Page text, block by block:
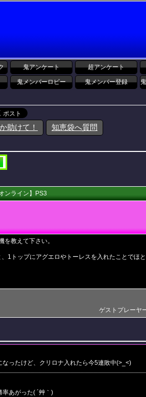
鬼アンケート 超アンケート
鬼メンバーロビー 鬼メンバー登録
助けて！ 知恵袋へ質問
ンライン】PS3
教えて下さい。
1トップにアグエロやトーレスを入れたことでほ
ゲストプレーヤ
ったけど、クリロナ入れたら今5連敗中(>_<)
あがった( ´艸｀)